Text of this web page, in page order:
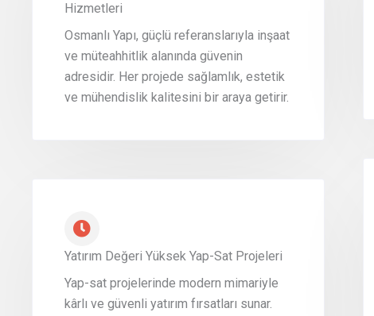
Hizmetleri
Osmanlı Yapı, güçlü referanslarıyla inşaat
ve müteahhitlik alanında güvenin
adresidir. Her projede sağlamlık, estetik
ve mühendislik kalitesini bir araya getirir.
Yatırım Değeri Yüksek Yap-Sat Projeleri
Yap-sat projelerinde modern mimariyle
kârlı ve güvenli yatırım fırsatları sunar.